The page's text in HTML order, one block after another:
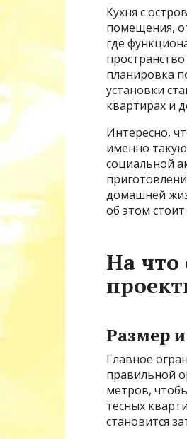
Кухня с
помещения,
где
планировка
установки
квартирах и
Интересно,
именно такую
социальной
домашней
об этом
На
Размер
Главное
правильной
метров,
тесных
становится